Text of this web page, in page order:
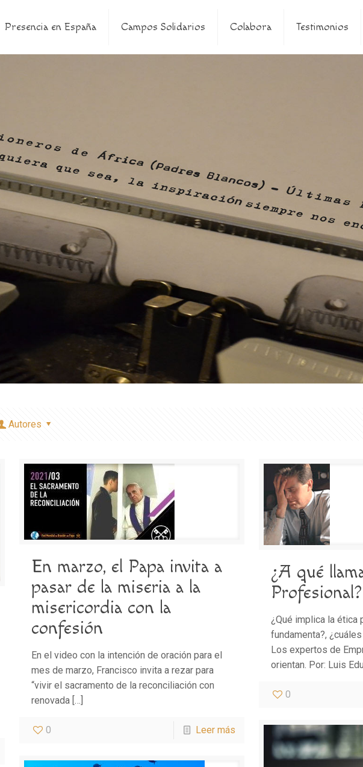
Presencia en España Campos Solidarios Colabora Testimonios
Autores
En marzo, el Papa invita a
pasar de la miseria a la
misericordia con la
confesión
En el video con la intención de oración para el
mes de marzo, Francisco invita a rezar para
“vivir el sacramento de la reconciliación con
renovada[…]
0 Leer más
¿A qué
Profesional?
¿Qué implica la ética
fundamenta?,
Los expertos de
orientan. Por: Luis
0